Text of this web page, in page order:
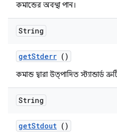
কমান্ডের অবস্থা পান।
String
getStderr ()
কমান্ড দ্বারা উত্পাদিত স্ট্যান্ডার্ড
String
getStdout ()